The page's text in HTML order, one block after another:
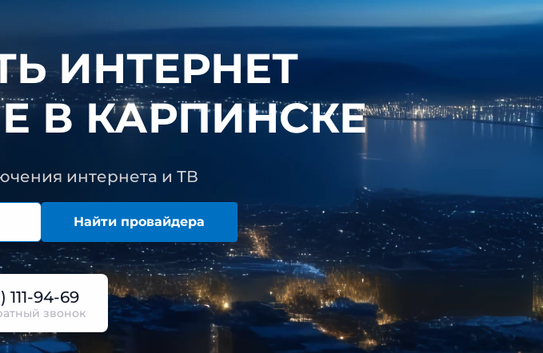
ИНТЕРНЕТ
В КАРПИНСКЕ
интернета и ТВ
Найти провайдера
111-94-69
звонок